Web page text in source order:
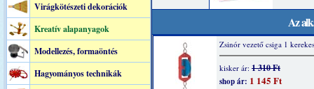
Virágkötészeti dekorációk
Kreatív alapanyagok
Modellezés, formaöntés
Hagyományos technikák
Az
Zsinór vezető csiga 1
kisker ár: 1 310 Ft
shop ár: 1 145 Ft